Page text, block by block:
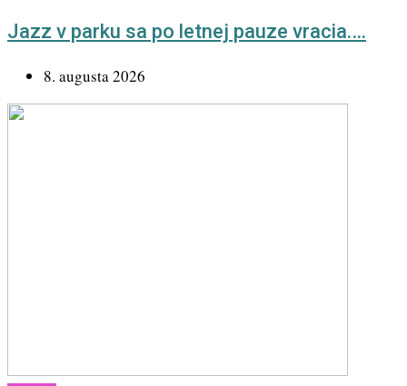
Jazz v parku sa po letnej pauze vracia.…
8. augusta 2026